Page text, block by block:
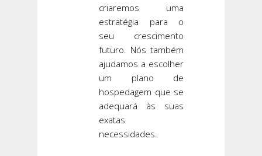
criaremos uma
estratégia para o
seu crescimento
futuro. Nós também
ajudamos a escolher
um plano de
hospedagem que se
adequará às suas
exatas
necessidades.